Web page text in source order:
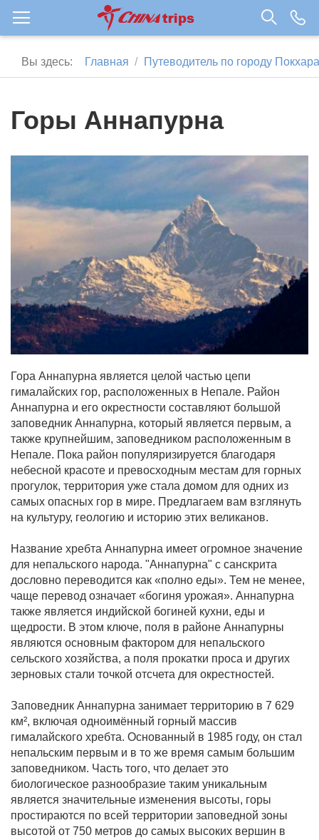
Вы здесь: Главная Путеводитель по городу Покхара
Горы Аннапурна
Гора Аннапурна является целой частью цепи
гималайских гор, расположенных в Непале. Район
Аннапурна и его окрестности составляют большой
заповедник Аннапурна, который является первым, а
также крупнейшим, заповедником расположенным в
Непале. Пока район популяризируется благодаря
небесной красоте и превосходным местам для горных
прогулок, территория уже стала домом для одних из
самых опасных гор в мире. Предлагаем вам взглянуть
на культуру, геологию и историю этих великанов.
Название хребта Аннапурна имеет огромное значение
для непальского народа. "Аннапурна" с санскрита
дословно переводится как «полно еды». Тем не менее,
чаще перевод означает «богиня урожая». Аннапурна
также является индийской богиней кухни, еды и
щедрости. В этом ключе, поля в районе Аннапурны
являются основным фактором для непальского
сельского хозяйства, а поля прокатки проса и других
зерновых стали точкой отсчета для окрестностей.
Заповедник Аннапурна занимает территорию в 7 629
км², включая одноимённый горный массив
гималайского хребта. Основанный в 1985 году, он стал
непальским первым и в то же время самым большим
заповедником. Часть того, что делает это
биологическое разнообразие таким уникальным
является значительные изменения высоты, горы
простираются по всей территории заповедной зоны
высотой от 750 метров до самых высоких вершин в